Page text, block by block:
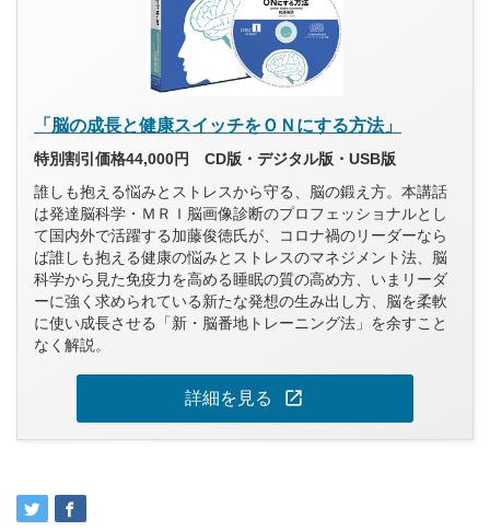
「脳の成長と健康スイッチをＯＮにする方法」
特別割引価格44,000円 CD版・デジタル版・USB版
誰しも抱える悩みとストレスから守る、脳の鍛え方。本講話
は発達脳科学・ＭＲＩ脳画像診断のプロフェッショナルとし
て国内外で活躍する加藤俊徳氏が、コロナ禍のリーダーなら
ば誰しも抱える健康の悩みとストレスのマネジメント法、脳
科学から見た免疫力を高める睡眠の質の高め方、いまリーダ
ーに強く求められている新たな発想の生み出し方、脳を柔軟
に使い成長させる「新・脳番地トレーニング法」を余すこと
なく解説。
詳細を見る open_in_new